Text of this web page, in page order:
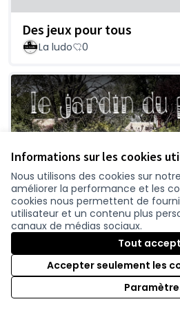
Informations sur les cookies
Nous utilisons des cookies sur
améliorer la performance et les
cookies nous permettent de
utilisateur et un contenu plus
canaux de médias sociaux.
Tout
Accepter seulement les
Des jeux pour tous
La ludo
0
Rencontres de quartier,
et intergénérationnelles,
jardin partagé du Petit